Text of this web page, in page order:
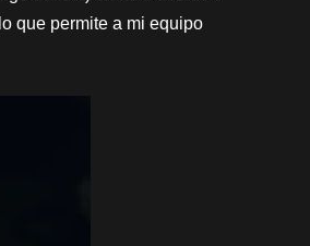
que permite a mi equipo